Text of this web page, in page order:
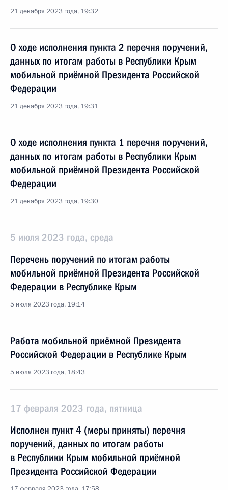
21 декабря 2023 года, 19:32
О ходе исполнения пункта 2 перечня поручений,
данных по итогам работы в Республики Крым
мобильной приёмной Президента Российской
Федерации
21 декабря 2023 года, 19:31
О ходе исполнения пункта 1 перечня поручений,
данных по итогам работы в Республики Крым
мобильной приёмной Президента Российской
Федерации
21 декабря 2023 года, 19:30
5 июля 2023 года, среда
Перечень поручений по итогам работы
мобильной приёмной Президента Российской
Федерации в Республике Крым
5 июля 2023 года, 19:14
Работа мобильной приёмной Президента
Российской Федерации в Республике Крым
5 июля 2023 года, 18:43
17 февраля 2023 года, пятница
Исполнен пункт 4 (меры приняты) перечня
поручений, данных по итогам работы
в Республики Крым мобильной приёмной
Президента Российской Федерации